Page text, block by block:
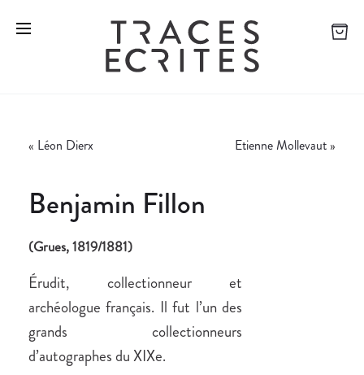
« Léon Dierx Etienne Mollevaut »
Benjamin Fillon
(Grues, 1819/1881)
Érudit, collectionneur et
archéologue français. Il fut l’un des
grands collectionneurs
d’autographes du XIXe.